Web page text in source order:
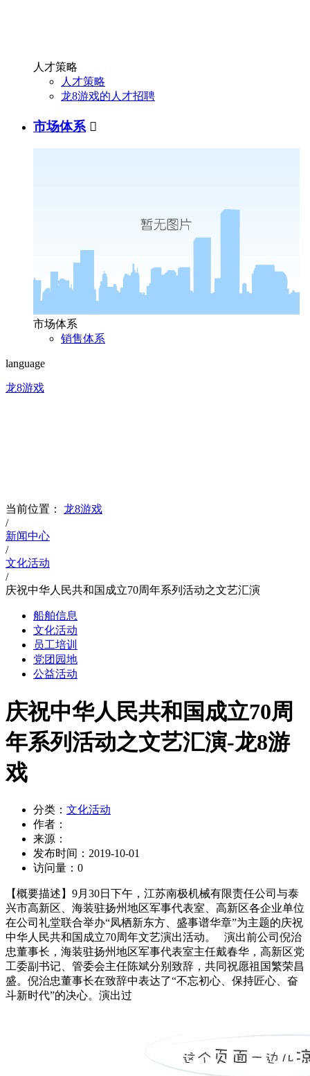
人才策略
人才策略
龙8游戏的人才招聘
市场体系 
市场体系
销售体系
language
龙8游戏
当前位置：
龙8游戏
/
新闻中心
/
文化活动
/
庆祝中华人民共和国成立70周年系列活动之文艺汇演
船舶信息
文化活动
员工培训
党团园地
公益活动
庆祝中华人民共和国成立70周
年系列活动之文艺汇演-龙8游
戏
分类： 文化活动
作者：
来源：
发布时间： 2019-10-01
访问量： 0
【概要描述】 9月30日下午，江苏南极机械有限责任公司与泰
兴市高新区、海装驻扬州地区军事代表室、高新区各企业单位
在公司礼堂联合举办“凤栖新东方、盛事谱华章”为主题的庆祝
中华人民共和国成立70周年文艺演出活动。 演出前公司倪治
忠董事长，海装驻扬州地区军事代表室主任戴春华，高新区党
工委副书记、管委会主任陈斌分别致辞，共同祝愿祖国繁荣昌
盛。倪治忠董事长在致辞中表达了“不忘初心、保持匠心、奋
斗新时代”的决心。演出过